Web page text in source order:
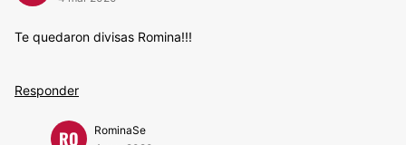
Te quedaron divisas Romina!!!
Responder
RO
RominaSe